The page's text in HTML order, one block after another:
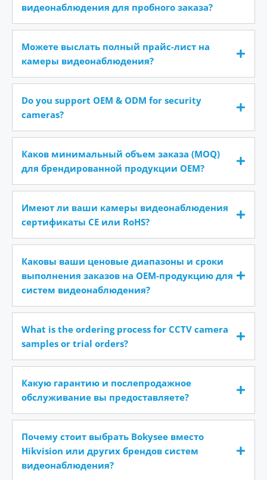
видеонаблюдения для пробного заказа?
Можете выслать полный прайс-лист на
камеры видеонаблюдения?
Do you support OEM & ODM for security
cameras?
Каков минимальный объем заказа (MOQ)
для брендированной продукции OEM?
Имеют ли ваши камеры видеонаблюдения
сертификаты CE или RoHS?
Каковы ваши ценовые диапазоны и сроки
выполнения заказов на OEM-продукцию для
систем видеонаблюдения?
What is the ordering process for CCTV camera
samples or trial orders?
Какую гарантию и послепродажное
обслуживание вы предоставляете?
Почему стоит выбрать Bokysee вместо
Hikvision или других брендов систем
видеонаблюдения?